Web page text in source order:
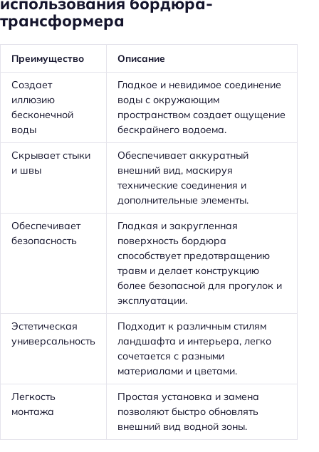
трансформера
Преимущество Описание
Создает
иллюзию
бесконечной
воды
Гладкое и невидимое соединение
воды с окружающим
пространством создает ощущение
бескрайнего водоема.
Скрывает стыки
и швы
Обеспечивает аккуратный
внешний вид, маскируя
технические соединения и
дополнительные элементы.
Обеспечивает
безопасность
Гладкая и закругленная
поверхность бордюра
способствует предотвращению
травм и делает конструкцию
более безопасной для прогулок и
эксплуатации.
Эстетическая
универсальность
Подходит к различным стилям
ландшафта и интерьера, легко
сочетается с разными
материалами и цветами.
Легкость
монтажа
Простая установка и замена
позволяют быстро обновлять
внешний вид водной зоны.